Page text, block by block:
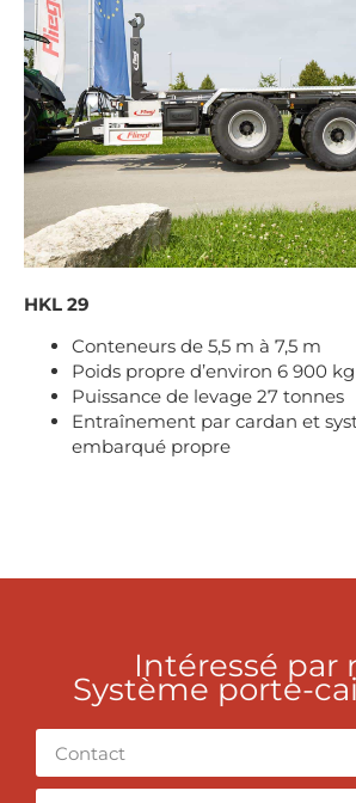
HKL 29
Conteneurs de 5,5 m à 7,5 m
Poids propre d’environ 6 900 kg
Puissance de levage 27 tonnes
Entraînement par cardan et
embarqué propre
Intéressé par
Système porte-